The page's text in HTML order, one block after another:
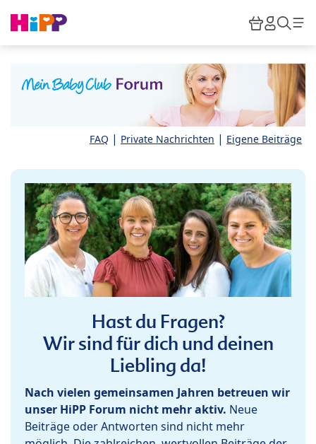
HiPP
FAQ | Private Nachrichten | Eigene Beiträge
Hast du Fragen?
Wir sind für dich und deinen
Liebling da!
Nach vielen gemeinsamen Jahren betreuen wir
unser HiPP Forum nicht mehr aktiv. Neue
Beiträge oder Antworten sind nicht mehr